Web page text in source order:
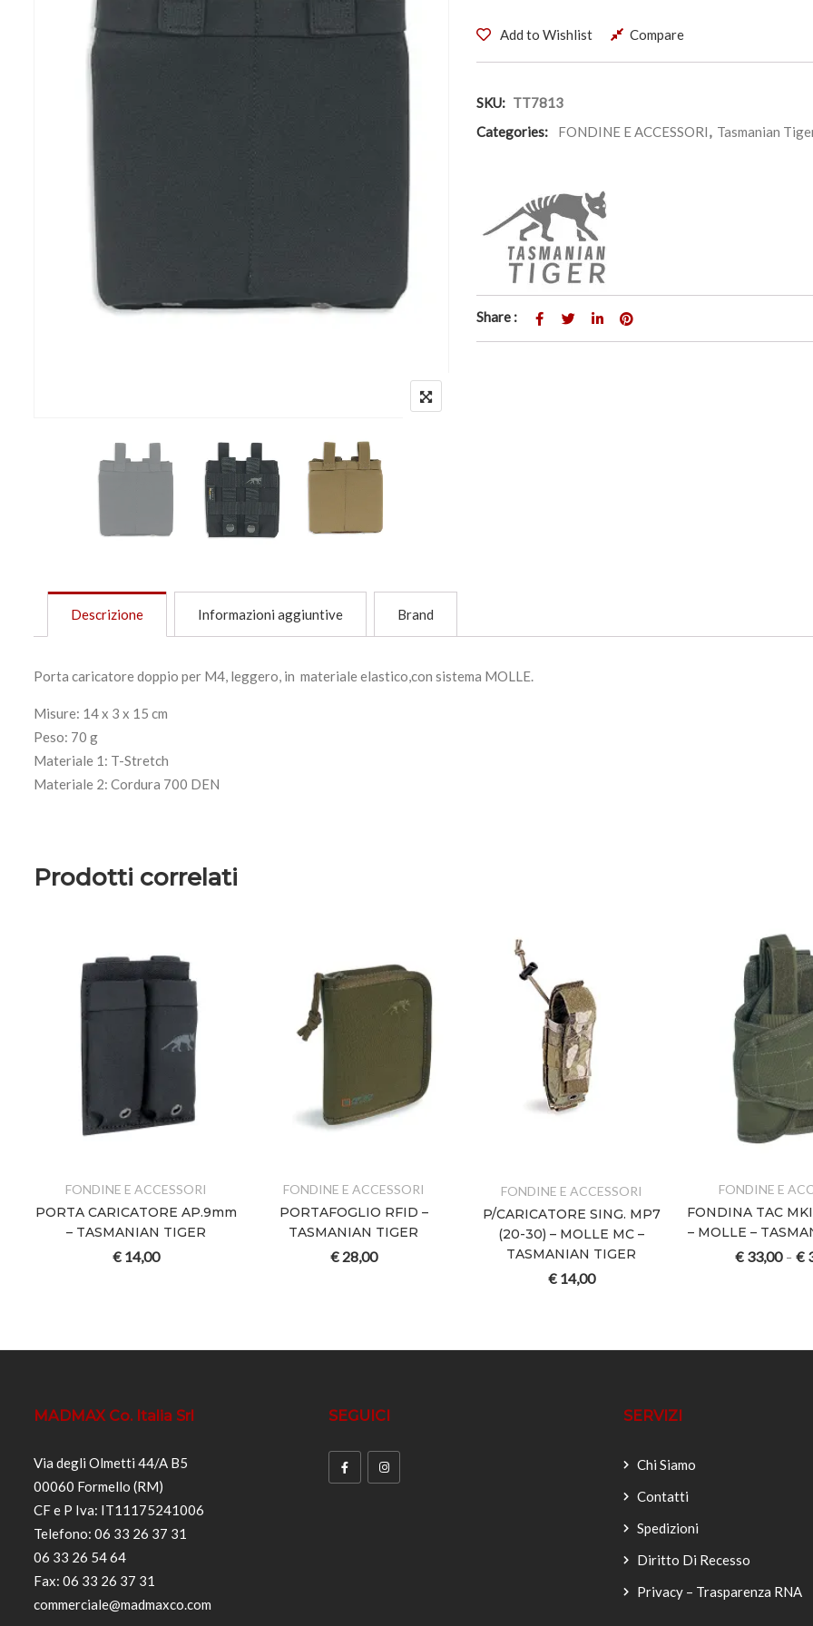
Add to Wishlist Compare
SKU: TT7813
Categories:
FONDINE E ACCESSORI, Tasmanian
Share :
Descrizione Informazioni aggiuntive Brand
Porta caricatore doppio per M4, leggero, in materiale elastico,con sistema MOLLE.
Misure: 14 x 3 x 15 cm
Peso: 70 g
Materiale 1: T-Stretch
Materiale 2: Cordura 700 DEN
Prodotti correlati
FONDINE E ACCESSORI
PORTA CARICATORE AP.9mm
– TASMANIAN TIGER
€14,00
FONDINE E ACCESSORI
PORTAFOGLIO RFID –
TASMANIAN TIGER
€28,00
FONDINE E ACCESSORI
P/CARICATORE SING. MP7
(20-30) – MOLLE MC –
TASMANIAN TIGER
€14,00
FONDINE E
FONDINA TAC
– MOLLE –
€ 33,00 – €
MADMAX Co. Italia Srl
Via degli Olmetti 44/A B5
00060 Formello (RM)
CF e P Iva: IT11175241006
Telefono: 06 33 26 37 31
06 33 26 54 64
Fax: 06 33 26 37 31
commerciale@madmaxco.com
SEGUICI SERVIZI
Chi Siamo
Contatti
Spedizioni
Diritto Di Recesso
Privacy – Trasparenza RNA